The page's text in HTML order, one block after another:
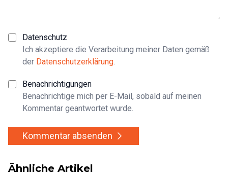
Datenschutz
Ich akzeptiere die Verarbeitung meiner Daten gemäß
der Datenschutzerklärung.
Benachrichtigungen
Benachrichtige mich per E-Mail, sobald auf meinen
Kommentar geantwortet wurde.
Kommentar absenden
Ähnliche Artikel